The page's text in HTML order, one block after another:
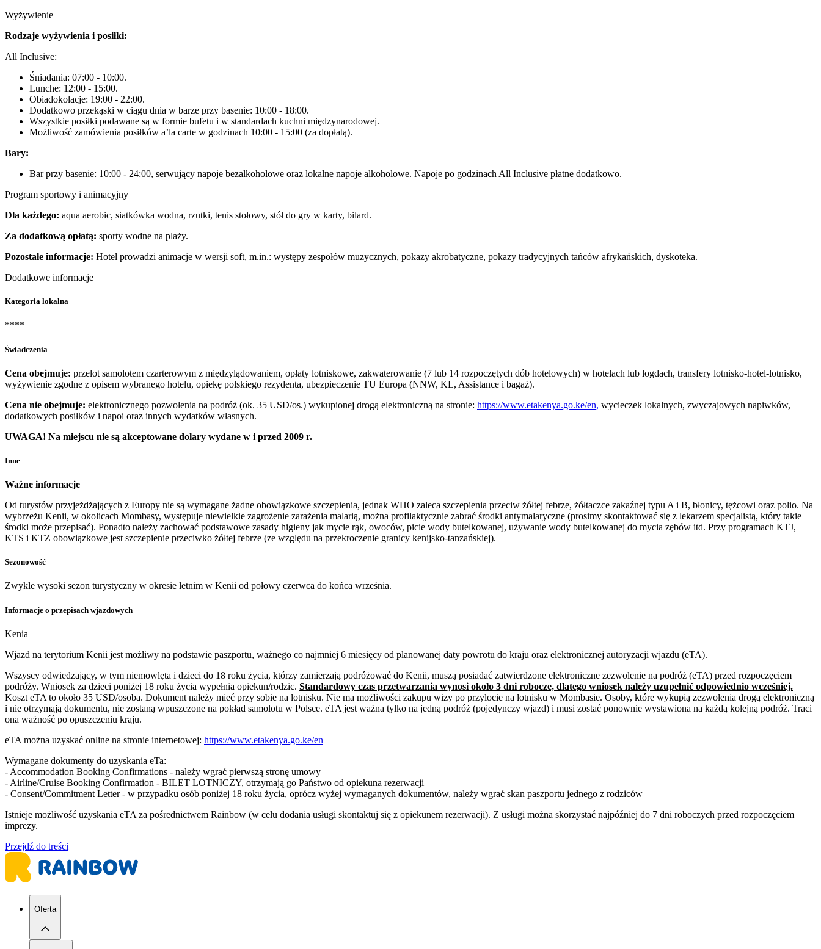
Wyżywienie
Rodzaje wyżywienia i posiłki:
All Inclusive:
Śniadania: 07:00 - 10:00.
Lunche: 12:00 - 15:00.
Obiadokolacje: 19:00 - 22:00.
Dodatkowo przekąski w ciągu dnia w barze przy basenie: 10:00 - 18:00.
Wszystkie posiłki podawane są w formie bufetu i w standardach kuchni międzynarodowej.
Możliwość zamówienia posiłków a’la carte w godzinach 10:00 - 15:00 (za dopłatą).
Bary:
Bar przy basenie: 10:00 - 24:00, serwujący napoje bezalkoholowe oraz lokalne napoje alkoholowe. Napoje po godzinach All Inclusive płatne dodatkowo.
Program sportowy i animacyjny
Dla każdego: aqua aerobic, siatkówka wodna, rzutki, tenis stołowy, stół do gry w karty, bilard.
Za dodatkową opłatą: sporty wodne na plaży.
Pozostałe informacje: Hotel prowadzi animacje w wersji soft, m.in.: występy zespołów muzycznych, pokazy akrobatyczne, pokazy tradycyjnych tańców afrykańskich, dyskoteka.
Dodatkowe informacje
Kategoria lokalna
****
Świadczenia
Cena obejmuje: przelot samolotem czarterowym z międzylądowaniem, opłaty lotniskowe, zakwaterowanie (7 lub 14 rozpoczętych dób hotelowych) w hotelach lub logdach, transfery lotnisko-hotel-lotnisko,
wyżywienie zgodne z opisem wybranego hotelu, opiekę polskiego rezydenta, ubezpieczenie TU Europa (NNW, KL, Assistance i bagaż).
Cena nie obejmuje: elektronicznego pozwolenia na podróż (ok. 35 USD/os.) wykupionej drogą elektroniczną na stronie: https://www.etakenya.go.ke/en, wycieczek lokalnych, zwyczajowych napiwków,
dodatkowych posiłków i napoi oraz innych wydatków własnych.
UWAGA! Na miejscu nie są akceptowane dolary wydane w i przed 2009 r.
Inne
Ważne informacje
Od turystów przyjeżdżających z Europy nie są wymagane żadne obowiązkowe szczepienia, jednak WHO zaleca szczepienia przeciw żółtej febrze, żółtaczce zakaźnej typu A i B, błonicy, tężcowi oraz polio. Na
wybrzeżu Kenii, w okolicach Mombasy, występuje niewielkie zagrożenie zarażenia malarią, można profilaktycznie zabrać środki antymalaryczne (prosimy skontaktować się z lekarzem specjalistą, który takie
środki może przepisać). Ponadto należy zachować podstawowe zasady higieny jak mycie rąk, owoców, picie wody butelkowanej, używanie wody butelkowanej do mycia zębów itd. Przy programach KTJ,
KTS i KTZ obowiązkowe jest szczepienie przeciwko żółtej febrze (ze względu na przekroczenie granicy kenijsko-tanzańskiej).
Sezonowość
Zwykle wysoki sezon turystyczny w okresie letnim w Kenii od połowy czerwca do końca września.
Informacje o przepisach wjazdowych
Kenia
Wjazd na terytorium Kenii jest możliwy na podstawie paszportu, ważnego co najmniej 6 miesięcy od planowanej daty powrotu do kraju oraz elektronicznej autoryzacji wjazdu (eTA).
Wszyscy odwiedzający, w tym niemowlęta i dzieci do 18 roku życia, którzy zamierzają podróżować do Kenii, muszą posiadać zatwierdzone elektroniczne zezwolenie na podróż (eTA) przed rozpoczęciem
podróży. Wniosek za dzieci poniżej 18 roku życia wypełnia opiekun/rodzic. Standardowy czas przetwarzania wynosi około 3 dni robocze, dlatego wniosek należy uzupełnić odpowiednio wcześniej.
Koszt eTA to około 35 USD/osoba. Dokument należy mieć przy sobie na lotnisku. Nie ma możliwości zakupu wizy po przylocie na lotnisku w Mombasie. Osoby, które wykupią zezwolenia drogą elektroniczną
i nie otrzymają dokumentu, nie zostaną wpuszczone na pokład samolotu w Polsce. eTA jest ważna tylko na jedną podróż (pojedynczy wjazd) i musi zostać ponownie wystawiona na każdą kolejną podróż. Traci
ona ważność po opuszczeniu kraju.
eTA można uzyskać online na stronie internetowej: https://www.etakenya.go.ke/en
Wymagane dokumenty do uzyskania eTa:
- Accommodation Booking Confirmations - należy wgrać pierwszą stronę umowy
- Airline/Cruise Booking Confirmation - BILET LOTNICZY, otrzymają go Państwo od opiekuna rezerwacji
- Consent/Commitment Letter - w przypadku osób poniżej 18 roku życia, oprócz wyżej wymaganych dokumentów, należy wgrać skan paszportu jednego z rodziców
Istnieje możliwość uzyskania eTA za pośrednictwem Rainbow (w celu dodania usługi skontaktuj się z opiekunem rezerwacji). Z usługi można skorzystać najpóźniej do 7 dni roboczych przed rozpoczęciem
imprezy.
Przejdź do treści
Oferta